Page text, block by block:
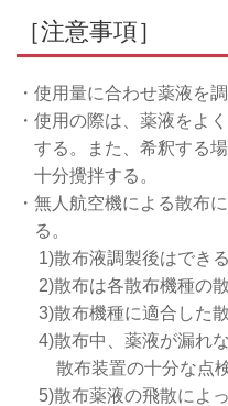
［注意事項］
・使用量に合わせ薬液を
・使用の際は、薬液をよ
する。また、希釈する
十分攪拌する。
・無人航空機による散布
る。
1)散布液調製後はでき
2)散布は各散布機種の
3)散布機種に適合した
4)散布中、薬液が漏れ
散布装置の十分な点
5)散布薬液の飛散によ